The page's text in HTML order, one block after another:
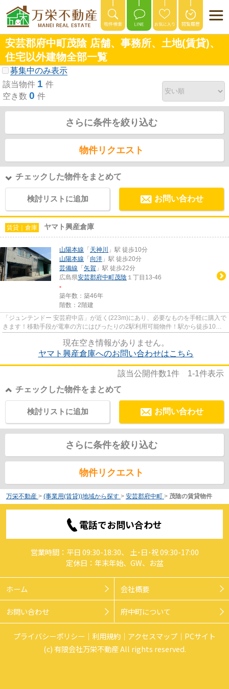
安芸郡府中町茂陰 店舗、事務所、土地(賃貸)、
住宅以外建物全部一覧
募集中のみ表示
該当物件 1 件
空き数 0 件
さらに条件を絞り込む
物件リクエスト
チェックした物件をまとめて
検討リストに追加 お問い合わせ
賃貸｜倉庫 ヤマト興産倉庫
山陽本線 「天神川
」駅 徒歩10分
山陽本線 「向洋 」駅 徒歩20分
芸備線 「矢賀 」駅 徒歩22分
広島県安芸郡府中町茂陰 １丁目13-46
-
築年数：築46年
階数：2階建
「ジュンテンドー 安芸府中店」が近く(223m)にあり、必要なものを手軽に購入で
きます！移動手段が電車の方にはぴったりの2駅利用可能物件！駅から徒歩10分
に立地する、魅力的な駅近物...
現在空き情報がありません。
ヤマト興産倉庫へのお問い合わせはこちら
該当公開件数1件 1-1件表示
チェックした物件をまとめて
お問い合わせ
検討リストに追加
さらに条件を絞り込む
物件リクエスト
万栄不動産 > (事業用(賃貸))地域から探す > 安芸郡府中町 > 茂陰の賃貸物件
電話でお問い合わせ
営業時間：平日 09:30-18:30、 土･日･祝 09:30-17:00
定休日：年末年始、GW、お盆
ホーム 会社概要
お問い合わせ 府中町について
プライバシーポリシー 利用規約 アクセスマップ
PCサイト
(c) 有限会社万栄不動産 All rights reserved.